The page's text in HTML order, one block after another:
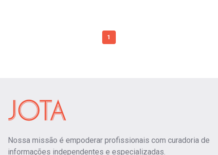
1
Nossa missão é empoderar profissionais com curadoria de
informações independentes e especializadas.